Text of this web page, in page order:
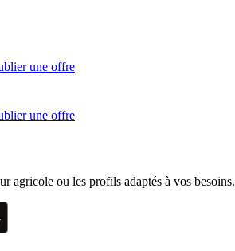
une offre
une offre
agricole ou les profils adaptés à vos besoins.